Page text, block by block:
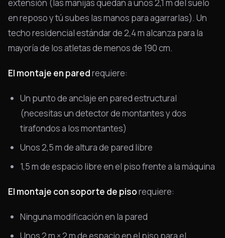
extensión (las manijas quedan a unos 2,1 m del suelo
en reposo y tú subes las manos para agarrarlas). Un
techo residencial estándar de 2,4 m alcanza para la
mayoría de los atletas de menos de 190 cm.
El montaje en paredrequiere:
Un punto de anclaje en pared estructural
(necesitas un detector de montantes y dos
tirafondos a los montantes)
Unos 2,5 m de altura de pared libre
1,5 m de espacio libre en el piso frente a la máquina
El montaje con soporte de pisorequiere:
Ninguna modificación en la pared